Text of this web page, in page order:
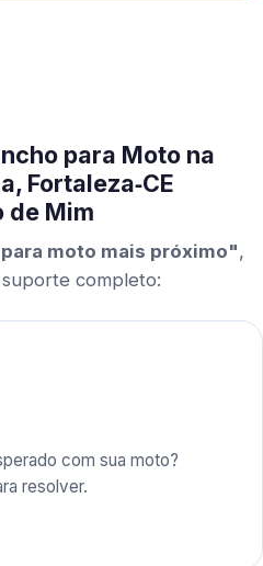
para Moto na
Fortaleza‑CE
de Mim
moto mais próximo",
completo:
com sua moto?
resolver.